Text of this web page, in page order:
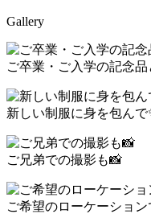
Gallery
ご卒業・ご入学の記念品
新しい制服に身を包んで
ご兄弟での撮影も📸
ご希望のローケーショ